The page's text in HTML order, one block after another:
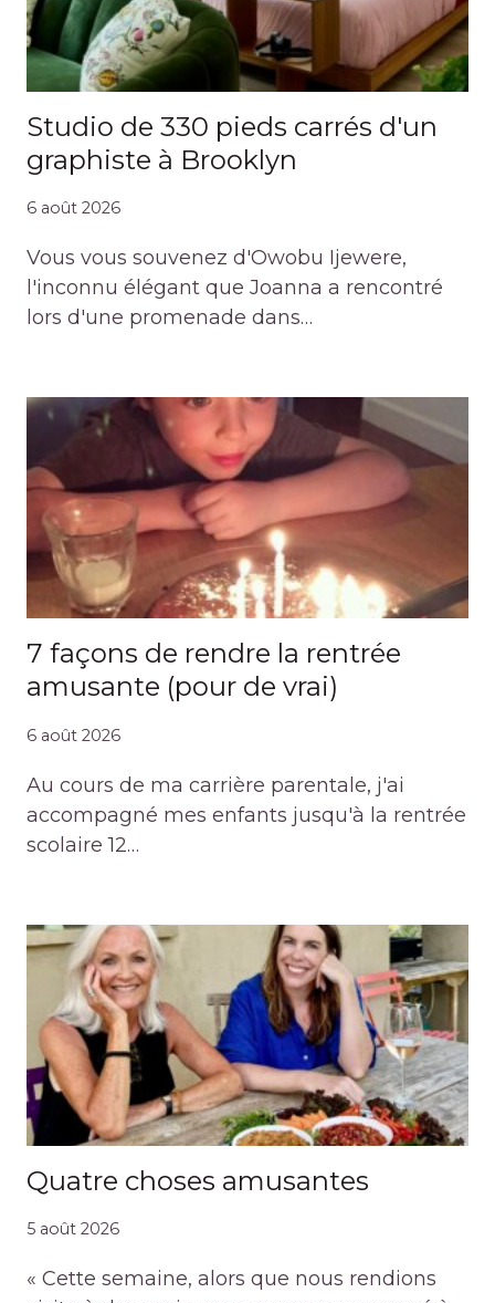
Studio de 330 pieds carrés d'un
graphiste à Brooklyn
6 août 2026
Vous vous souvenez d'Owobu Ijewere,
l'inconnu élégant que Joanna a rencontré
lors d'une promenade dans…
7 façons de rendre la rentrée
amusante (pour de vrai)
6 août 2026
Au cours de ma carrière parentale, j'ai
accompagné mes enfants jusqu'à la rentrée
scolaire 12…
Quatre choses amusantes
5 août 2026
« Cette semaine, alors que nous rendions